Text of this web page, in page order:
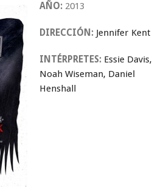
AÑO: 2013
DIRECCIÓN: Jennifer Kent
INTÉRPRETES: Essie Davis,
Noah Wiseman, Daniel
Henshall